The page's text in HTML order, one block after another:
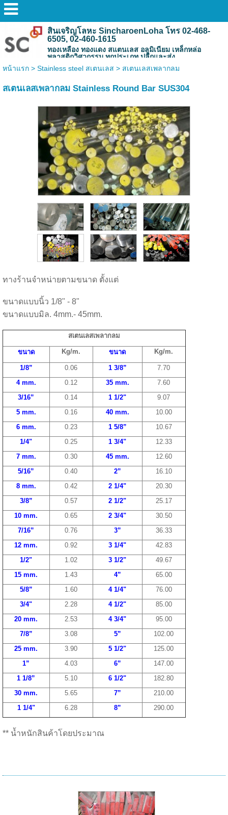
สินเจริญโลหะ SincharoenLoha โทร 02-468-
6505, 02-460-1615
ทองเหลือง ทองแดง สแตนเลส อลูมิเนียม เหล็กหล่อ
พลาสติกวิศวกรรม ทุกประเภท ปลีกและส่ง
หน้าแรก> Stainless steel สเตนเลส > สเตนเลสเพลากลม
สเตนเลสเพลากลม Stainless Round Bar SUS304
ทางร้านจำหน่ายตามขนาด ตั้งแต่
ขนาดแบบนิ้ว 1/8" - 8"
ขนาดแบบมิล. 4mm.- 45mm.
สเตนเลสเพลากลม
ขนาด Kg/m. ขนาด Kg/m.
1/8” 0.06 1 3/8”
7.70
4 mm. 0.12 35 mm.
7.60
3/16”
0.14 1 1/2"
9.07
5 mm. 0.16 40 mm.
10.00
6 mm. 0.23 1 5/8”
10.67
1/4"
0.25 1 3/4"
12.33
7 mm. 0.30 45 mm.
12.60
5/16”
0.40 2”
16.10
8 mm. 0.42 2 1/4"
20.30
3/8”
0.57 2 1/2"
25.17
10 mm. 0.65 2 3/4"
30.50
7/16”
0.76 3”
36.33
12 mm. 0.92 3 1/4"
42.83
1/2"
1.02 3 1/2"
49.67
15 mm. 1.43 4”
65.00
5/8”
1.60 4 1/4"
76.00
3/4"
2.28 4 1/2"
85.00
20 mm. 2.53 4 3/4"
95.00
7/8”
3.08 5”
102.00
25 mm. 3.90 5 1/2"
125.00
1”
4.03 6”
147.00
1 1/8”
5.10 6 1/2"
182.80
30 mm. 5.65 7”
210.00
1 1/4"
6.28 8” 290.00
** น้ำหนักสินค้าโดยประมาณ